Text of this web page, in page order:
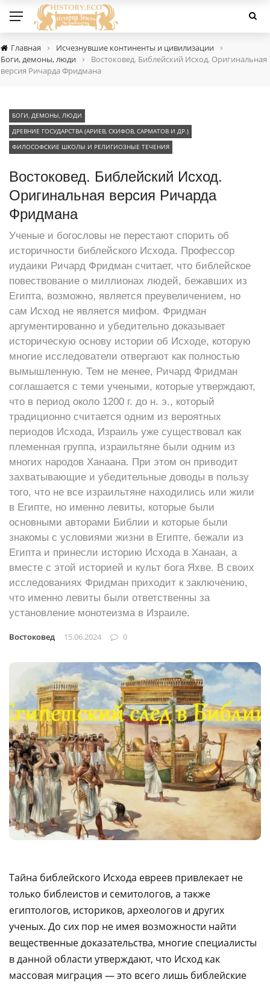
Главная › Исчезнувшие континенты и цивилизации ›
Боги, демоны, люди ›
Востоковед. Библейский Исход. Оригинальная
версия Ричарда Фридмана
БОГИ, ДЕМОНЫ, ЛЮДИ
ДРЕВНИЕ ГОСУДАРСТВА (АРИЕВ, СКИФОВ, САРМАТОВ И ДР.)
ФИЛОСОФСКИЕ ШКОЛЫ И РЕЛИГИОЗНЫЕ ТЕЧЕНИЯ
Востоковед. Библейский Исход.
Оригинальная версия Ричарда
Фридмана
Ученые и богословы не перестают спорить об
историчности библейского Исхода. Профессор
иудаики Ричард Фридман считает, что библейское
повествование о миллионах людей, бежавших из
Египта, возможно, является преувеличением, но
сам Исход не является мифом. Фридман
аргументированно и убедительно доказывает
историческую основу истории об Исходе, которую
многие исследователи отвергают как полностью
вымышленную. Тем не менее, Ричард Фридман
соглашается с теми учеными, которые утверждают,
что в период около 1200 г. до н. э., который
традиционно считается одним из вероятных
периодов Исхода, Израиль уже существовал как
племенная группа, израильтяне были одним из
многих народов Ханаана. При этом он приводит
захватывающие и убедительные доводы в пользу
того, что не все израильтяне находились или жили
в Египте, но именно левиты, которые были
основными авторами Библии и которые были
знакомы с условиями жизни в Египте, бежали из
Египта и принесли историю Исхода в Ханаан, а
вместе с этой историей и культ бога Яхве. В своих
исследованиях Фридман приходит к заключению,
что именно левиты были ответственны за
установление монотеизма в Израиле.
Востоковед 15.06.2024 0
Тайна библейского Исхода евреев привлекает не
только библеистов и семитологов, а также
египтологов, историков, археологов и других
ученых. До сих пор не имея возможности найти
вещественные доказательства, многие специалисты
в данной области утверждают, что Исход как
массовая миграция — это всего лишь библейские